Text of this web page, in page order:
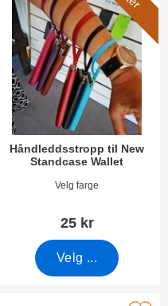
Håndleddsstropp til New
Standcase Wallet
Varenummer 40789
Velg farge
25 kr
Velg ...